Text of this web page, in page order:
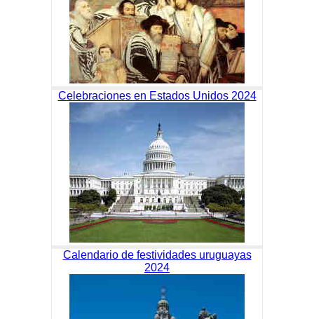
Celebraciones en Estados Unidos 2024
Calendario de festividades uruguayas
2024